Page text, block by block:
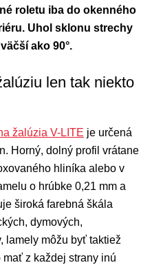
roletu iba do okenného
Uhol sklonu strechy
ako 90°.
len tak niekto
žalúzia V-LITE je určená
Horný, dolný profil vrátane
hliníka alebo v
o hrúbke 0,21 mm a
široká farebná škála
dymových,
lamely môžu byť taktiež
z každej strany inú